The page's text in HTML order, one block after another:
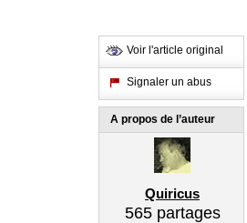
Voir l'article original
Signaler un abus
A propos de l’auteur
Quiricus
565partages